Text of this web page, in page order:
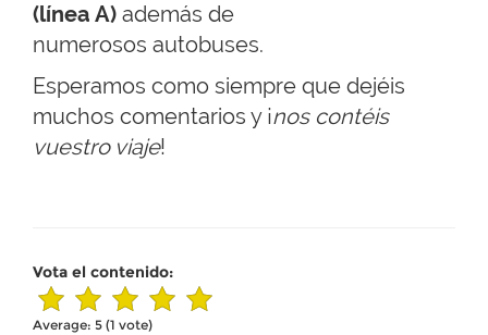
(línea A) además de
numerosos autobuses.
Esperamos como siempre que dejéis
muchos comentarios y ¡nos contéis
vuestro viaje!
Vota el contenido:
Average: 5 (1 vote)